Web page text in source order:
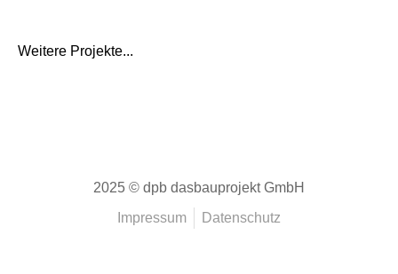
Weitere Projekte...
2025 © dpb dasbauprojekt GmbH
Impressum
Datenschutz